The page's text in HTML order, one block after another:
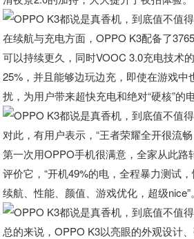
在续航与充电方面，OPPO K3配备了
可以持续更久，同时VOOC 3.0充电技术
25%，并且能够边玩边充，即使在游戏中
扰，为用户带来超快充电和绝对“硬核”的
对此，有用户表示，“王者荣耀全开很流
第一次用OPPO手机很满意，全家从此路
评价它，“开机49%的电，全程暴力测试，
续航、性能、颜值、游戏优化，超级nice”。
总的来说，OPPO K3以亮眼的外观设计